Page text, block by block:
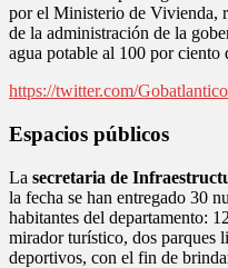
por el Ministerio de Vivienda,
de la administración de la
agua potable al 100 por ciento
https://twitter.com/
Espacios públicos
La secretaria de
la fecha se han entregado 30
habitantes del departamento:
mirador turístico, dos parques
deportivos, con el fin de